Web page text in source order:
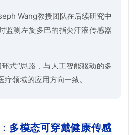
Wang教授团队在后续研究中
监测左旋多巴的指尖汗液传感器
式”思路，与人工智能驱动的多
领域的应用方向一致。
多模态可穿戴健康传感